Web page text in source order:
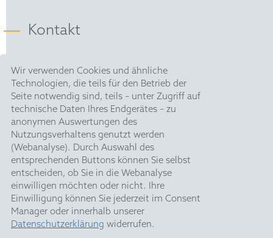
Wir verwenden Cookies und ähnliche
Technologien, die teils für den Betrieb der
Seite notwendig sind, teils – unter Zugriff auf
technische Daten Ihres Endgerätes – zu
anonymen Auswertungen des
Nutzungsverhaltens genutzt werden
(Webanalyse). Durch Auswahl des
entsprechenden Buttons können Sie selbst
entscheiden, ob Sie in die Webanalyse
einwilligen möchten oder nicht. Ihre
Einwilligung können Sie jederzeit im Consent
Manager oder innerhalb unserer
Datenschutzerklärung widerrufen.
Infringement and Similar Cases in 2010] (co-
"ドイツ企業とのライセンス契約" [License
Agreements with German Companies] (co-
author), in: 知財ライセンス契約の法律相談
[Legal Counseling on Intellectual Property
License Agreements] (ed. Yamagami/Fujikawa,
Tokyo 2011);
"Patent- und Gebrauchsmusterrecht in Japan"
[Patent and Utility Model Law in Japan] (co-
author), in: "Handbuch Japanisches Handels-
und Wirtschaftsrecht" [Handbook on Japanese
Litigation
Kontakt
HOFFMANN EITLE |
Patent- und Rechtsanwälte PartmbB
Arabellastraße 30 |
81925 München
T +49 89 924090|
F +49 89 918356
pm@hoffmanneitle.com
Impressum
Datenschutz
HE Quarterly